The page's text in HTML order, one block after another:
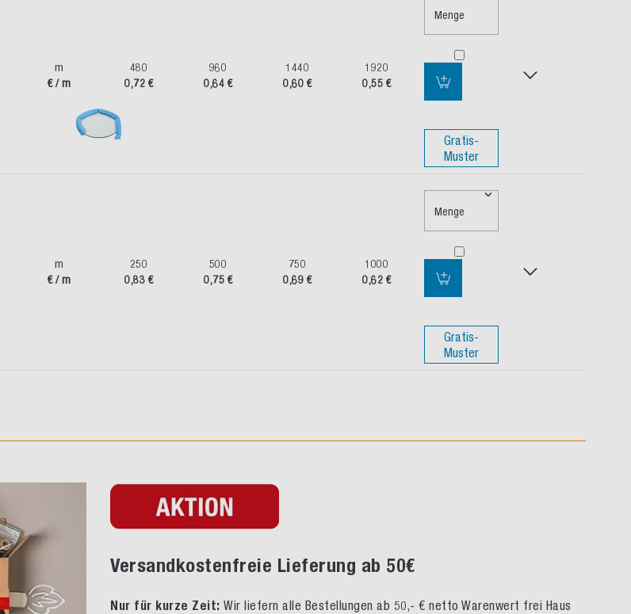
m
€ / m
480
0,72 €
960
0,64 €
1440
0,60 €
1920
0,55 €
Menge
Gratis-
Muster
m
€ / m
250
0,83 €
500
0,75 €
750
0,69 €
1000
0,62 €
Menge
Gratis-
Muster
Versandkostenfreie Lieferung ab 50€
Nur für kurze Zeit: Wir liefern alle Bestellungen ab 50,- € netto Warenwert frei Haus